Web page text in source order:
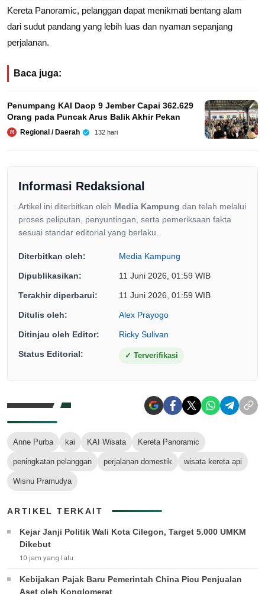
Kereta Panoramic, pelanggan dapat menikmati bentang alam
dari sudut pandang yang lebih luas dan nyaman sepanjang
perjalanan.
Baca juga:
Penumpang KAI Daop 9 Jember Capai 362.629
Orang pada Puncak Arus Balik Akhir Pekan
R Regional / Daerah 132 hari
Informasi Redaksional
Artikel ini diterbitkan oleh Media Kampung dan telah melalui
proses peliputan, penyuntingan, serta pemeriksaan fakta
sesuai standar editorial yang berlaku.
Diterbitkan oleh: Media Kampung
Dipublikasikan: 11 Juni 2026, 01:59 WIB
Terakhir diperbarui: 11 Juni 2026, 01:59 WIB
Ditulis oleh: Alex Prayogo
Ditinjau oleh Editor: Ricky Sulivan
Status Editorial: ✓ Terverifikasi
Anne Purba kai KAI Wisata Kereta Panoramic
peningkatan pelanggan perjalanan domestik wisata kereta api
Wisnu Pramudya
ARTIKEL TERKAIT
Kejar Janji Politik Wali Kota Cilegon, Target 5.000 UMKM
Dikebut
10 jam yang lalu
Kebijakan Pajak Baru Pemerintah China Picu Penjualan
Aset oleh Konglomerat